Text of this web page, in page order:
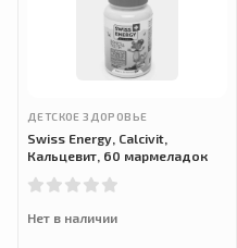
ДЕТСКОЕ ЗДОРОВЬЕ
Swiss Energy, Calcivit,
Кальцевит, 60 мармеладок
Нет в наличии